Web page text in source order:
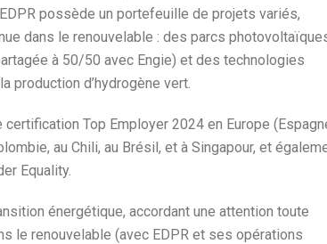
possède un portefeuille de projets variés,
dans le renouvelable : des parcs
à 50/50 avec Engie) et des technologies
production d’hydrogène vert.
Top Employer 2024 en Europe
au Chili, au Brésil, et à Singapour, et
Equality.
énergétique, accordant une attention toute
le renouvelable (avec EDPR et ses opérations